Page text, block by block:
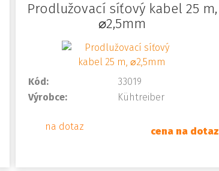
Prodlužovací síťový kabel 25 m,
⌀2,5mm
Kód:
33019
Výrobce:
Kühtreiber
na dotaz cena na dotaz